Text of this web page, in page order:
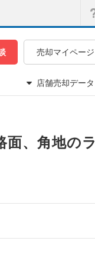
売却マイページ
店舗売却データ
面、角地のラ